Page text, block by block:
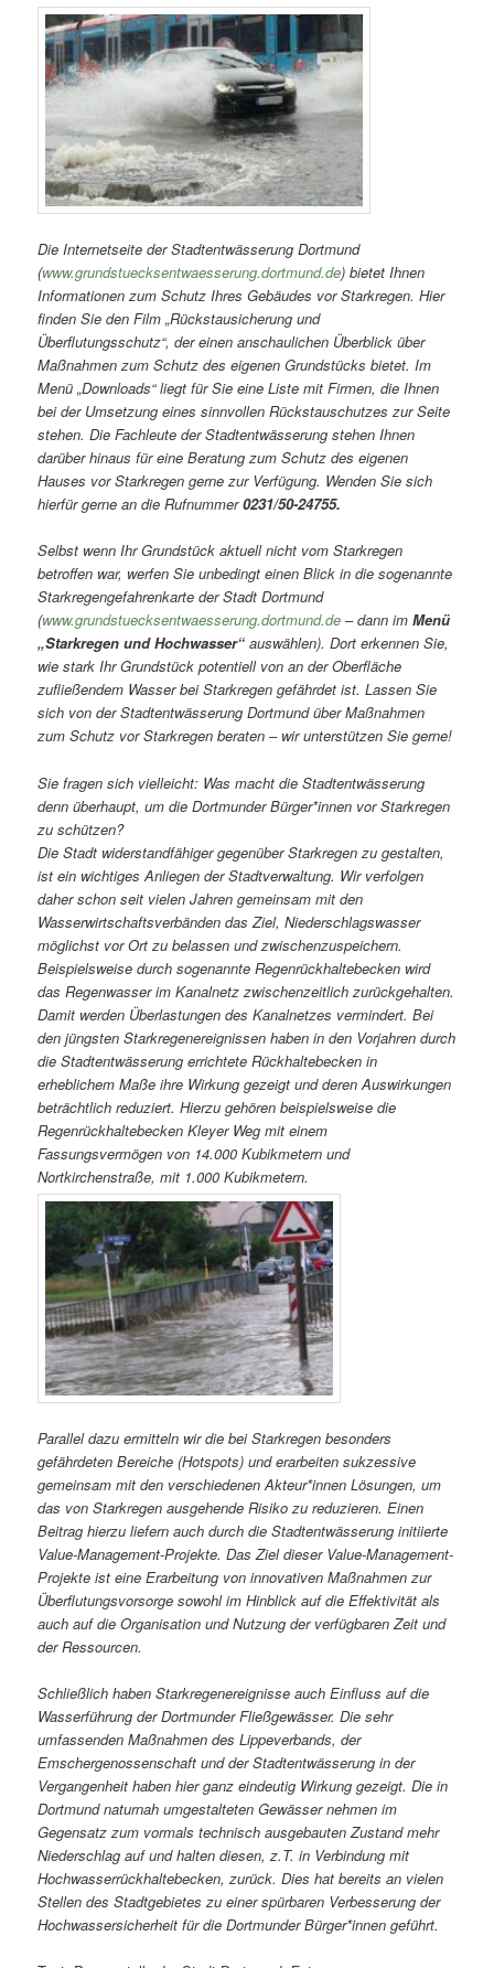
Die Internetseite der Stadtentwässerung Dortmund
(www.grundstuecksentwaesserung.dortmund.de) bietet Ihnen
Informationen zum Schutz Ihres Gebäudes vor Starkregen. Hier
finden Sie den Film „Rückstausicherung und
Überflutungsschutz“, der einen anschaulichen Überblick über
Maßnahmen zum Schutz des eigenen Grundstücks bietet. Im
Menü „Downloads“ liegt für Sie eine Liste mit Firmen, die Ihnen
bei der Umsetzung eines sinnvollen Rückstauschutzes zur Seite
stehen. Die Fachleute der Stadtentwässerung stehen Ihnen
darüber hinaus für eine Beratung zum Schutz des eigenen
Hauses vor Starkregen gerne zur Verfügung. Wenden Sie sich
hierfür gerne an die Rufnummer0231/50-24755.
Selbst wenn Ihr Grundstück aktuell nicht vom Starkregen
betroffen war, werfen Sie unbedingt einen Blick in die sogenannte
Starkregengefahrenkarte der Stadt Dortmund
(www.grundstuecksentwaesserung.dortmund.de – dann imMenü
„Starkregen und Hochwasser“ auswählen). Dort erkennen Sie,
wie stark Ihr Grundstück potentiell von an der Oberfläche
zufließendem Wasser bei Starkregen gefährdet ist. Lassen Sie
sich von der Stadtentwässerung Dortmund über Maßnahmen
zum Schutz vor Starkregen beraten – wir unterstützen Sie gerne!
Sie fragen sich vielleicht: Was macht die Stadtentwässerung
denn überhaupt, um die Dortmunder Bürger*innen vor Starkregen
zu schützen?
Die Stadt widerstandfähiger gegenüber Starkregen zu gestalten,
ist ein wichtiges Anliegen der Stadtverwaltung. Wir verfolgen
daher schon seit vielen Jahren gemeinsam mit den
Wasserwirtschaftsverbänden das Ziel, Niederschlagswasser
möglichst vor Ort zu belassen und zwischenzuspeichern.
Beispielsweise durch sogenannte Regenrückhaltebecken wird
das Regenwasser im Kanalnetz zwischenzeitlich zurückgehalten.
Damit werden Überlastungen des Kanalnetzes vermindert. Bei
den jüngsten Starkregenereignissen haben in den Vorjahren durch
die Stadtentwässerung errichtete Rückhaltebecken in
erheblichem Maße ihre Wirkung gezeigt und deren Auswirkungen
beträchtlich reduziert. Hierzu gehören beispielsweise die
Regenrückhaltebecken Kleyer Weg mit einem
Fassungsvermögen von 14.000 Kubikmetern und
Nortkirchenstraße, mit 1.000 Kubikmetern.
Parallel dazu ermitteln wir die bei Starkregen besonders
gefährdeten Bereiche (Hotspots) und erarbeiten sukzessive
gemeinsam mit den verschiedenen Akteur*innen Lösungen, um
das von Starkregen ausgehende Risiko zu reduzieren. Einen
Beitrag hierzu liefern auch durch die Stadtentwässerung initiierte
Value-Management-Projekte. Das Ziel dieser Value-Management-
Projekte ist eine Erarbeitung von innovativen Maßnahmen zur
Überflutungsvorsorge sowohl im Hinblick auf die Effektivität als
auch auf die Organisation und Nutzung der verfügbaren Zeit und
der Ressourcen.
Schließlich haben Starkregenereignisse auch Einfluss auf die
Wasserführung der Dortmunder Fließgewässer. Die sehr
umfassenden Maßnahmen des Lippeverbands, der
Emschergenossenschaft und der Stadtentwässerung in der
Vergangenheit haben hier ganz eindeutig Wirkung gezeigt. Die in
Dortmund naturnah umgestalteten Gewässer nehmen im
Gegensatz zum vormals technisch ausgebauten Zustand mehr
Niederschlag auf und halten diesen, z.T. in Verbindung mit
Hochwasserrückhaltebecken, zurück. Dies hat bereits an vielen
Stellen des Stadtgebietes zu einer spürbaren Verbesserung der
Hochwassersicherheit für die Dortmunder Bürger*innen geführt.